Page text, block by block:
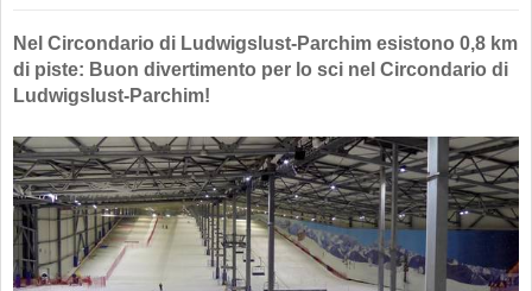
Nel Circondario di Ludwigslust-Parchim esistono 0,8 km
di piste: Buon divertimento per lo sci nel Circondario di
Ludwigslust-Parchim!